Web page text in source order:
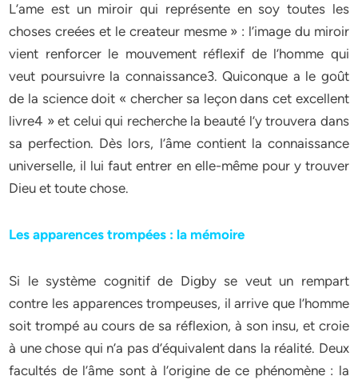
L’ame est un miroir qui représente en soy toutes les
choses creées et le createur mesme » : l’image du miroir
vient renforcer le mouvement réflexif de l’homme qui
veut poursuivre la connaissance3. Quiconque a le goût
de la science doit « chercher sa leçon dans cet excellent
livre4 » et celui qui recherche la beauté l’y trouvera dans
sa perfection. Dès lors, l’âme contient la connaissance
universelle, il lui faut entrer en elle-même pour y trouver
Dieu et toute chose.
Les apparences trompées : la mémoire
Si le système cognitif de Digby se veut un rempart
contre les apparences trompeuses, il arrive que l’homme
soit trompé au cours de sa réflexion, à son insu, et croie
à une chose qui n’a pas d’équivalent dans la réalité. Deux
facultés de l’âme sont à l’origine de ce phénomène : la